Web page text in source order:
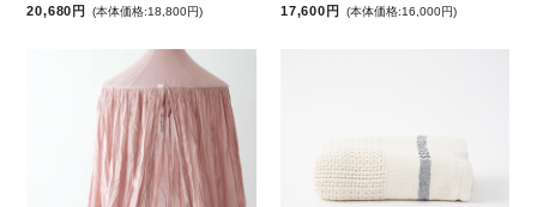
20,680円 (本体価格:18,800円) 17,600円 (本体価格:16,000円)